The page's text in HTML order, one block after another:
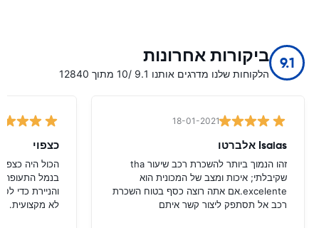
9.1 ביקורות אחרונות
הלקוחות שלנו מדרגים אותנו 9.1 /10 מתוך 12840
18-01-2021
Isaias אלברטו
זהו הנמוך ביותר להשכרת רכב שיעור tha
שקיבלתי; איכות ומצב של המכונית הוא
excelente.אם אתה רוצה כסף בטוח השכרת
רכב אל תסתפק ליצור קשר איתם
כצפוי
הכול היה
בנמל התעופה
והניירת כדי
לא מקצועית.